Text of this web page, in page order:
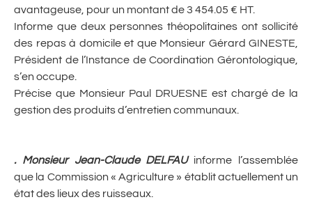
avantageuse, pour un montant de 3 454.05 € HT.
Informe que deux personnes théopolitaines ont sollicité
des repas à domicile et que Monsieur Gérard GINESTE,
Président de l’Instance de Coordination Gérontologique,
s’en occupe.
Précise que Monsieur Paul DRUESNE est chargé de la
gestion des produits d’entretien communaux.
. Monsieur Jean-Claude DELFAUinforme l’assemblée
que la Commission « Agriculture » établit actuellement un
état des lieux des ruisseaux.